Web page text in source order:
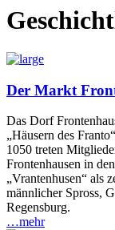
Der Markt
Das Dorf
„Häusern des
1050 treten
Frontenhausen in
„Vrantenhusen“ als
männlicher Spross,
Regensburg.
…mehr